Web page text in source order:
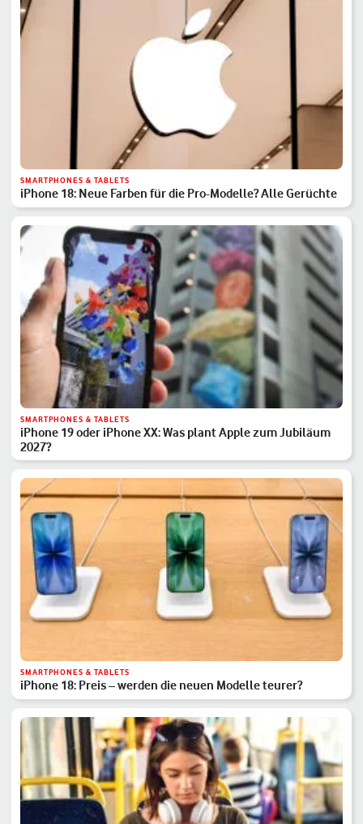
SMARTPHONES & TABLETS
iPhone 18: Neue Farben für die Pro-Modelle? Alle Gerüchte
SMARTPHONES & TABLETS
iPhone 19 oder iPhone XX: Was plant Apple zum Jubiläum
2027?
SMARTPHONES & TABLETS
iPhone 18: Preis – werden die neuen Modelle teurer?